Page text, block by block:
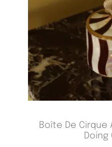
Boîte De Cirque
Doing